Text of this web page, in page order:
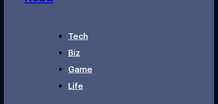
Tech
Biz
Game
Life